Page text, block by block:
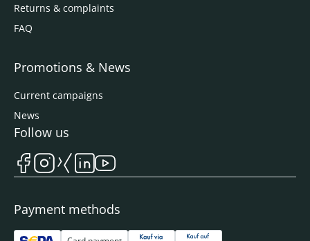
Returns & complaints
FAQ
Promotions & News
Current campaigns
News
Payment methods
Follow us